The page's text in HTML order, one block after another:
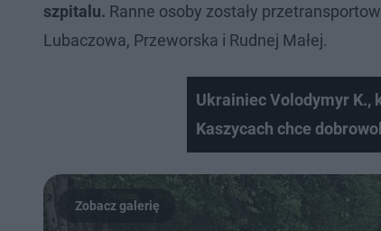
szpitalu. Ranne osoby zostały
Lubaczowa, Przeworska i Rudnej Małej.
Ukrainiec Volodymyr K.,
Kaszycach chce